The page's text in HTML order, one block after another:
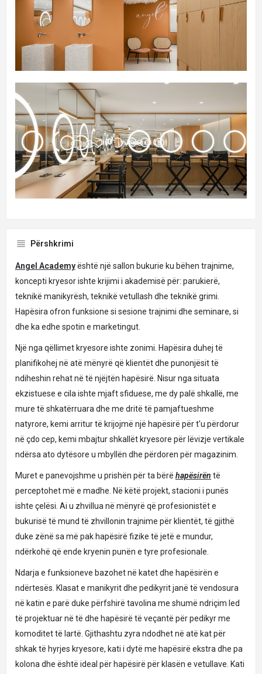
Përshkrimi
Angel Academyështë një sallon bukurie ku bëhen trajnime,
koncepti kryesor ishte krijimi i akademisë për: parukierë,
teknikë manikyrësh, teknikë vetullash dhe teknikë grimi.
Hapësira ofron funksione si sesione trajnimi dhe seminare, si
dhe ka edhe spotin e marketingut.
Një nga qëllimet kryesore ishte zonimi. Hapësira duhej të
planifikohej në atë mënyrë që klientët dhe punonjësit të
ndiheshin rehat në të njëjtën hapësirë. Nisur nga situata
ekzistuese e cila ishte mjaft sfiduese, me dy palë shkallë, me
mure të shkatërruara dhe me dritë të pamjaftueshme
natyrore, kemi arritur të krijojmë një hapësirë ​​për t'u përdorur
në çdo cep, kemi mbajtur shkallët kryesore për lëvizje vertikale
ndërsa ato dytësore u mbyllën dhe përdoren për magazinim.
Muret e panevojshme u prishën për ta bërë hapësirën të
perceptohet më e madhe. Në këtë projekt, stacioni i punës
ishte çelësi. Ai u zhvillua në mënyrë që profesionistët e
bukurisë të mund të zhvillonin trajnime për klientët, të gjithë
duke zënë sa më pak hapësirë ​​fizike të jetë e mundur,
ndërkohë që ende kryenin punën e tyre profesionale.
Ndarja e funksioneve bazohet në katet dhe hapësirën e
ndërtesës. Klasat e manikyrit dhe pedikyrit janë të vendosura
në katin e parë duke përfshirë tavolina me shumë ndriçim led
të projektuar në të dhe hapësirë ​​të veçantë për pedikyr me
komoditet të lartë. Gjithashtu zyra ndodhet në atë kat për
shkak të hyrjes kryesore, kati i dytë me hapësirë ekstra dhe pa
kolona dhe është ideal për hapësirë për klasën e vetullave. Kati